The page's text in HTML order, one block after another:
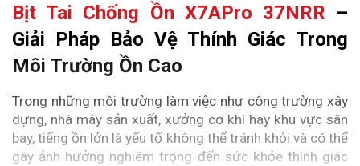
Bịt Tai Chống Ồn X7APro 37NRR –
Giải Pháp Bảo Vệ Thính Giác Trong
Môi Trường Ồn Cao
Trong những môi trường làm việc như công trường xây
dựng, nhà máy sản xuất, xưởng cơ khí hay khu vực sân
bay, tiếng ồn lớn là yếu tố không thể tránh khỏi và có thể
gây ảnh hưởng nghiêm trọng đến sức khỏe thính giác